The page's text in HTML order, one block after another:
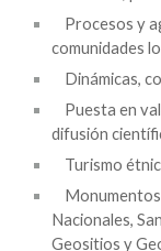
Procesos y
comunidades
Dinámicas,
Puesta en
difusión
Turismo
Monumentos
Nacionales,
Geositios y